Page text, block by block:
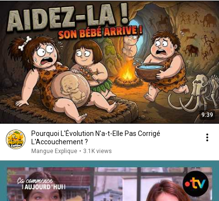
9:39
Pourquoi L'Évolution N'a-t-Elle Pas Corrigé
L'Accouchement ?
Mangue Explique • 3.1K views